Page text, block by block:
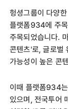
헝셩그룹이 다양
플랫폼934에 주
주목되었습니다.
콘텐츠'로, 글로벌
가능성이 높은 콘
이때 플랫폼934
있으며, 전국투어